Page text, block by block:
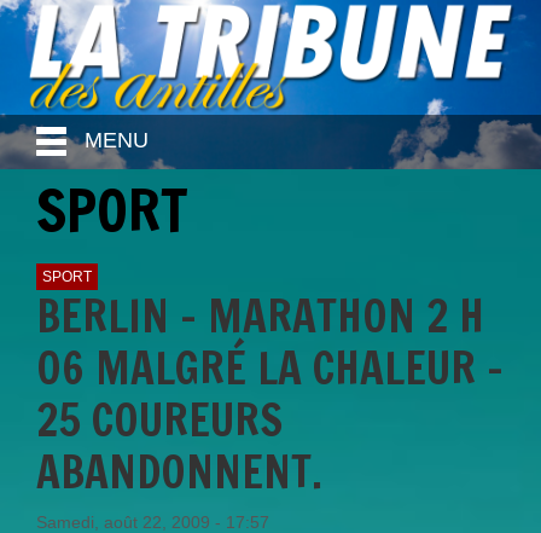
MENU
SPORT
SPORT
BERLIN - MARATHON 2 H
06 MALGRÉ LA CHALEUR -
25 COUREURS
ABANDONNENT.
Samedi, août 22, 2009 - 17:57